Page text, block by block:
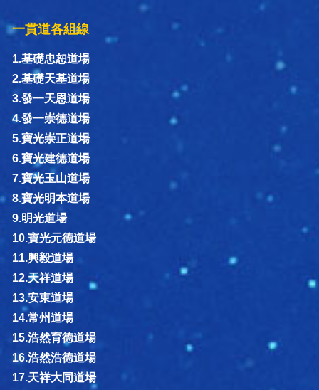
一貫道各組線
1.基礎忠恕道場
2.基礎天基道場
3.發一天恩道場
4.發一崇德道場
5.寶光崇正道場
6.寶光建德道場
7.寶光玉山道場
8.寶光明本道場
9.明光道場
10.寶光元德道場
11.興毅道場
12.天祥道場
13.安東道場
14.常州道場
15.浩然育德道場
16.浩然浩德道場
17.天祥大同道場